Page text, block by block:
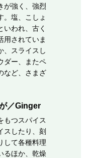
が強く、強烈
。塩、こしょ
いわれ、古く
用されていま
、スライスし
ダー、またペ
など、さまざ
／Ginger
もつスパイス
スしたり、刻
して各種料理
るほか、乾燥